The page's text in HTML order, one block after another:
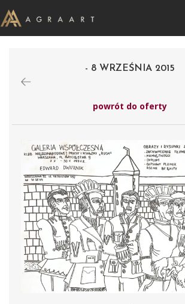
- 8 WRZEŚNIA 2015
powrót do oferty